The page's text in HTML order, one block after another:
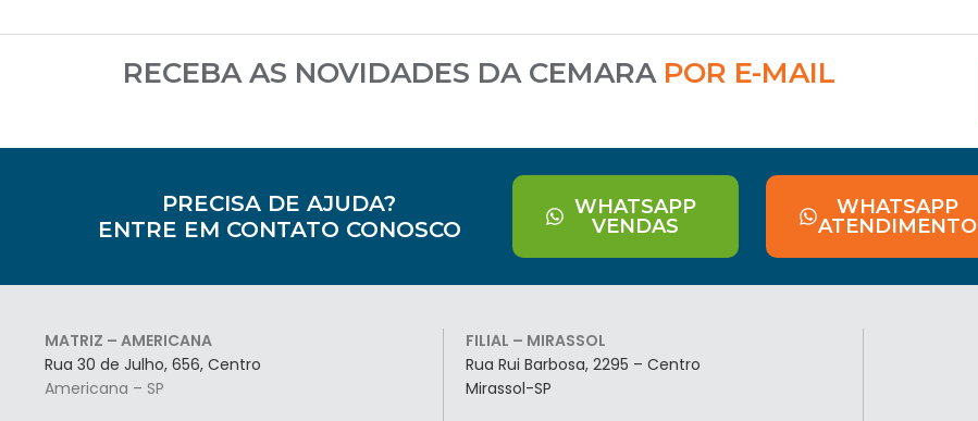
RECEBA AS NOVIDADES DA CEMARA POR E-MAIL
PRECISA DE AJUDA?
ENTRE EM CONTATO CONOSCO
WHATSAPP
VENDAS
WHATSAPP
ATENDIMENTO
MATRIZ – AMERICANA
Rua 30 de Julho, 656, Centro
Americana – SP
FILIAL – MIRASSOL
Rua Rui Barbosa, 2295 – Centro
Mirassol-SP